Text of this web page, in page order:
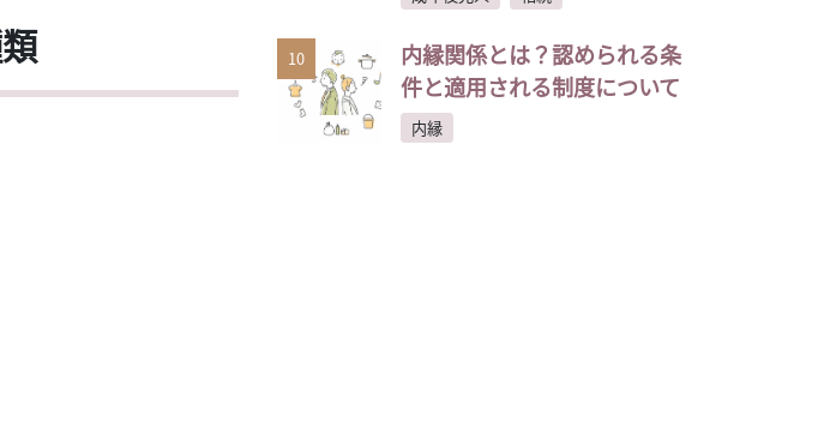
10
内縁関係とは？認められる条
件と適用される制度について
内縁